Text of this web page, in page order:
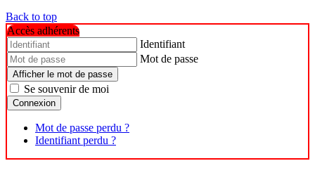
Back to top
Accès adhérents
Identifiant
Mot de passe
Afficher le mot de passe
Se souvenir de moi
Connexion
Mot de passe perdu ?
Identifiant perdu ?